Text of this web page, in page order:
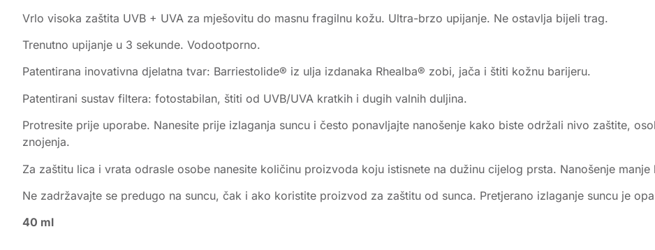
Vrlo visoka zaštita UVB + UVA za mješovitu do masnu fragilnu kožu. Ultra-brzo upijanje. Ne ostavlja bijeli trag.
Trenutno upijanje u 3 sekunde. Vodootporno.
Patentirana inovativna djelatna tvar: Barriestolide® iz ulja izdanaka Rhealba® zobi, jača i štiti kožnu barijeru.
Patentirani sustav filtera: fotostabilan, štiti od UVB/UVA kratkih i dugih valnih duljina.
Protresite prije uporabe. Nanesite prije izlaganja suncu i često ponavljajte nanošenje kako biste održali nivo zaštite,
znojenja.
Za zaštitu lica i vrata odrasle osobe nanesite količinu proizvoda koju istisnete na dužinu cijelog prsta. Nanošenje
Ne zadržavajte se predugo na suncu, čak i ako koristite proizvod za zaštitu od sunca. Pretjerano izlaganje suncu je
40 ml